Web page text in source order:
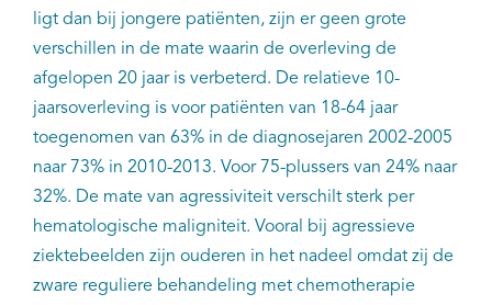
ligt dan bij jongere patiënten, zijn er geen grote
verschillen in de mate waarin de overleving de
afgelopen 20 jaar is verbeterd. De relatieve 10-
jaarsoverleving is voor patiënten van 18-64 jaar
toegenomen van 63% in de diagnosejaren 2002-2005
naar 73% in 2010-2013. Voor 75-plussers van 24% naar
32%. De mate van agressiviteit verschilt sterk per
hematologische maligniteit. Vooral bij agressieve
ziektebeelden zijn ouderen in het nadeel omdat zij de
zware reguliere behandeling met chemotherapie